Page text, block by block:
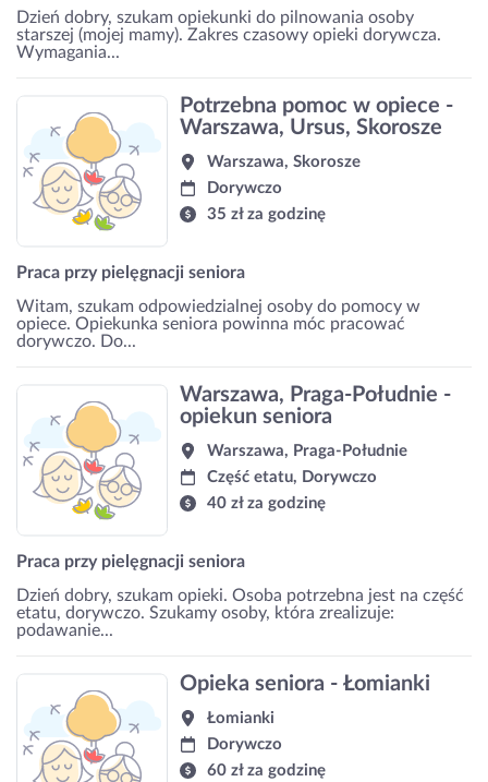
Dzień dobry, szukam opiekunki do pilnowania osoby
starszej (mojej mamy). Zakres czasowy opieki dorywcza.
Wymagania...
Potrzebna pomoc w opiece -
Warszawa, Ursus, Skorosze
Warszawa, Skorosze
Dorywczo
35 zł za godzinę
Praca przy pielęgnacji seniora
Witam, szukam odpowiedzialnej osoby do pomocy w
opiece. Opiekunka seniora powinna móc pracować
dorywczo. Do...
Warszawa, Praga-Południe -
opiekun seniora
Warszawa, Praga-Południe
Część etatu, Dorywczo
40 zł za godzinę
Praca przy pielęgnacji seniora
Dzień dobry, szukam opieki. Osoba potrzebna jest na część
etatu, dorywczo. Szukamy osoby, która zrealizuje:
podawanie...
Opieka seniora - Łomianki
Łomianki
Dorywczo
60 zł za godzinę